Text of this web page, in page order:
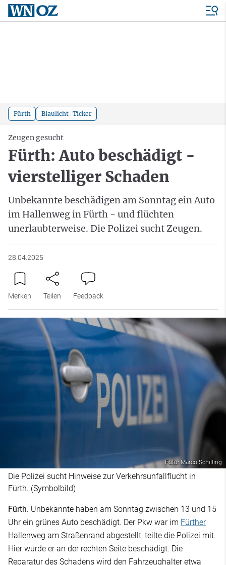
Fürth Blaulicht-Ticker
Zeugen gesucht
Fürth: Auto beschädigt -
vierstelliger Schaden
Unbekannte beschädigen am Sonntag ein Auto
im Hallenweg in Fürth - und flüchten
unerlaubterweise. Die Polizei sucht Zeugen.
28.04.2025
Merken Teilen Feedback
Foto: Marco Schilling
Die Polizei sucht Hinweise zur Verkehrsunfallflucht in
Fürth. (Symbolbild)
Fürth. Unbekannte haben am Sonntag zwischen 13 und 15
Uhr ein grünes Auto beschädigt. Der Pkw war im Fürther
Hallenweg am Straßenrand abgestellt, teilte die Polizei mit.
Hier wurde er an der rechten Seite beschädigt. Die
Reparatur des Schadens wird den Fahrzeughalter etwa